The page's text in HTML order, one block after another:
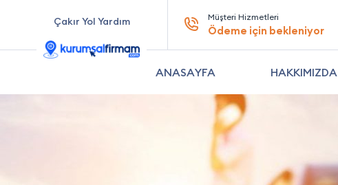
Çakır Yol Yardım Müşteri Hizmetleri
Ödeme için bekleniyor
ANASAYFA HAKKIMIZDA